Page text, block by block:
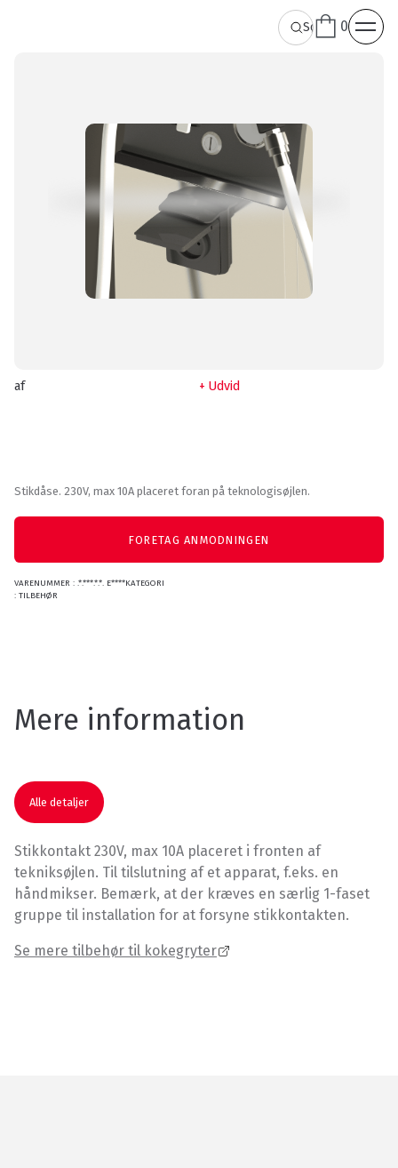
0
af Udvid
Stikdåse. 230V, max 10A placeret foran på teknologisøjlen.
FORETAG ANMODNINGEN
VARENUMMER : .*.***.*.*. E****KATEGORI
: TILBEHØR
Mere information
Alle detaljer
Stikkontakt 230V, max 10A placeret i fronten af
tekniksøjlen. Til tilslutning af et apparat, f.eks. en
håndmikser. Bemærk, at der kræves en særlig 1-faset
gruppe til installation for at forsyne stikkontakten.
Se mere tilbehør til kokegryter